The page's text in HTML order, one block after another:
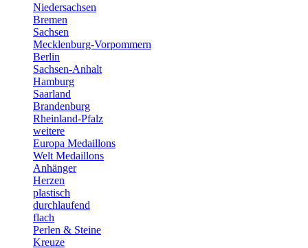
Niedersachsen
Bremen
Sachsen
Mecklenburg-Vorpommern
Berlin
Sachsen-Anhalt
Hamburg
Saarland
Brandenburg
Rheinland-Pfalz
weitere
Europa Medaillons
Welt Medaillons
Anhänger
Herzen
plastisch
durchlaufend
flach
Perlen & Steine
Kreuze